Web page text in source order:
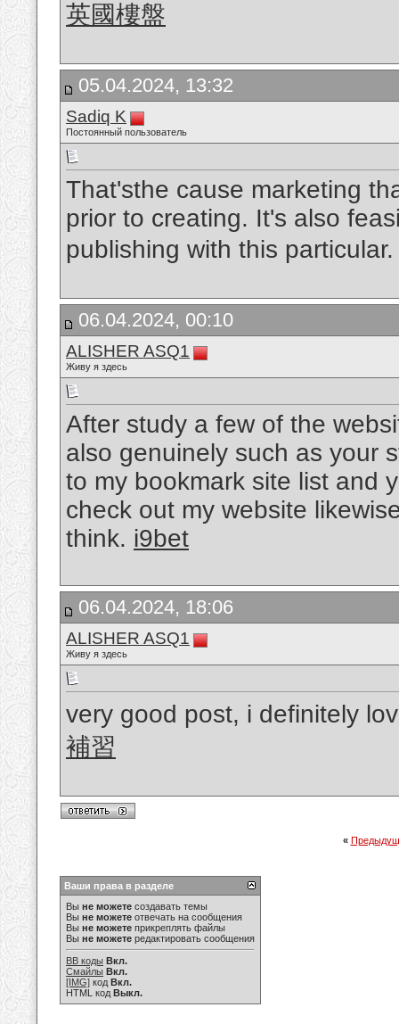
英國樓盤
05.04.2024, 13:32
Sadiq K
Постоянный пользователь
That'sthe cause marketing
prior to creating. It's also
publishing with this
06.04.2024, 00:10
ALISHER ASQ1
Живу я здесь
After study a few of the
also genuinely such as your
to my bookmark site list and
check out my website
think. i9bet
06.04.2024, 18:06
ALISHER ASQ1
Живу я здесь
very good post, i definitely
補習
«
Ваши права в разделе
Вы не можете создавать темы
Вы не можете отвечать на сообщения
Вы не можете прикреплять файлы
Вы не можете редактировать сообщения
BB коды Вкл.
Смайлы Вкл.
[IMG] код Вкл.
HTML код Выкл.